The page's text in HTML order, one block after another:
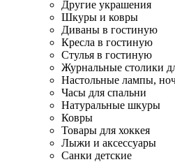
Другие украшения
Шкуры и ковры
Диваны в гостиную
Кресла в гостиную
Стулья в гостиную
Журнальные столики
Настольные лампы,
Часы для спальни
Натуральные шкуры
Ковры
Товары для хоккея
Лыжи и аксессуары
Санки детские